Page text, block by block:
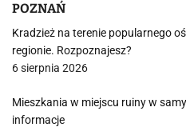
POZNAŃ
Kradzież na terenie popularnego
regionie. Rozpoznajesz?
6 sierpnia 2026
Mieszkania w miejscu ruiny w
informacje